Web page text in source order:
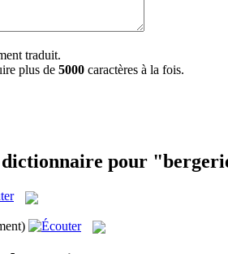
traduit.
plus de 5000 caractères à la fois.
dictionnaire pour